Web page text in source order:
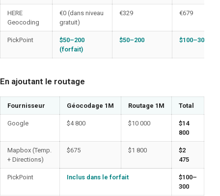
HERE
Geocoding
€0 (dans niveau
gratuit)
€329 €679
PickPoint
$50–200
(forfait)
$50–200 $100–300
En ajoutant le routage
Fournisseur Géocodage 1M Routage 1M Total
Google $4 800 $10 000
$14
800
Mapbox (Temp.
+ Directions)
$675 $1 800
$2
475
PickPoint Inclus dans le forfait
$100–
300